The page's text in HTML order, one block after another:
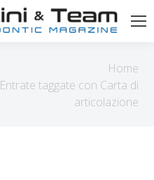
Home
Entrate taggate con Carta di
articolazione